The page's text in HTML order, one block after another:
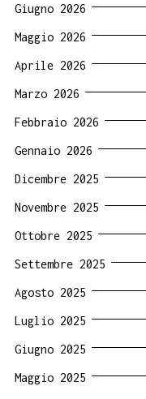
Giugno 2026
Maggio 2026
Aprile 2026
Marzo 2026
Febbraio 2026
Gennaio 2026
Dicembre 2025
Novembre 2025
Ottobre 2025
Settembre 2025
Agosto 2025
Luglio 2025
Giugno 2025
Maggio 2025